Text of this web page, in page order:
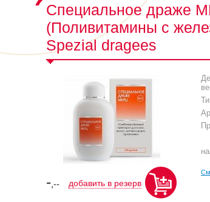
Специальное драже
(Поливитамины с
Spezial dragees
-,-- добавить в резерв